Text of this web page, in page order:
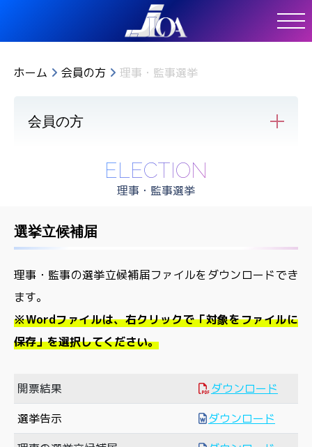
ホーム 会員の方 理事・監事選挙
会員の方
ELECTION
理事・監事選挙
選挙立候補届
理事・監事の選挙立候補届ファイルをダウンロードでき
ます。
※Wordファイルは、右クリックで「対象をファイルに
保存」を選択してください。
開票結果
ダウンロード
選挙告示
ダウンロード